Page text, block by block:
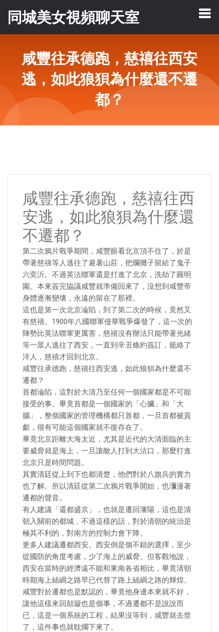
同城美女視頻聊天室
咸豐往承德跑，慈禧往西安
逃，如此狼狽為什麼還不遷
都？
咸豐往承德跑，慈禧往西
安逃，如此狼狽為什麼還
不遷都？
第二次鴉片戰爭期間，咸豐眼看北京頂不住了，於是
帶著慈禧等人逃往了避暑山莊，把爛攤子留給了鬼子
六奕沂。不過英法聯軍還是打進了北京，洗劫了圓明
園。本來簽完協議咸豐就準備回來了，沒想到咸豐帝
身體逐漸變壞，永遠的留在了那裡。
這也是第一次北京淪陷，到了第二次的時候，竟然又
有慈禧。1900年八國聯軍侵華戰爭爆發了，這一次的
陣勢比英法聯軍更厲害，慈禧沒有辦法只能帶著光緒
等一眾人逃往了西安，一直到辛丑條約簽訂，籠絡了
洋人，慈禧才回到北京。
咸豐往承德跑，慈禧往西安逃，如此狼狽為什麼還不
遷都？
首都淪陷，這對於大清乃至任何一個國家都是不可能
接受的事。畢竟首都是一個國家的「心臟」和「大
腦」，整個國家的管理機構都只首都，一旦首都被貢
獻，很有可能這個國家就不復存在了。
畢竟北京距離大海太近，尤其是近代的大清面臨的主
要威脅就是海上，一旦讓敵人打到大沽口，那麼打進
北京只是時間問題。
其實清廷從上到下也都清楚，他們對於八旗兵的實力
也了解。所以清廷從第二次鴉片戰爭開始，也瀰漫著
遷都的聲音。
有人建議「還都盛京」，也就是遷回瀋陽，這也是清
朝入關前的都城，不過這樣的話，對於清朝的統治是
極其不利的，對南方的控制力會下降。
更多人建議遷都西安。西安倒是個不錯的選擇，至少
從國防的角度考慮，少了海上的威脅。但客觀地說，
西安在當時的經濟遠不能和東南各省相比，畢竟清朝
時期海上絲綢之路早已代替了路上絲綢之路的輝煌。
咸豐對於遷都也是默認的，畢竟他身邊本來就不好，
讓他這樣來回顛簸也是個事，不過遷都不是說說而
已，這是一個系統的工程，結果沒等到，咸豐就去世
了，這件事也就耽擱下來了。